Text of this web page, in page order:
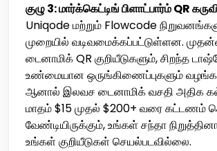
குழு 3: மார்க்கெட்டிங் பிளாட்பார்ம் QR
Uniqode மற்றும் Flowcode
முறையில் வடிவமைக்கப்பட்டுள்ளன.
டைனாமிக் QR குறியீடுகளும், சிறந்த
உண்மையான ஒருங்கிணைப்புகளும்
ஆனால் இலவச டைனாமிக் வசதி அதிக
மாதம் $15 முதல் $200+ வரை கட்டணம்
வேண்டியிருக்கும், உங்கள் சந்தா
உங்கள் குறியீடுகள் செயல்படவில்லை.